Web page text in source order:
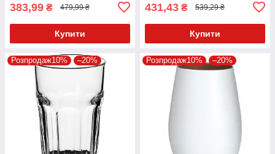
383,99 ₴ 479,99 ₴
Купити
431,43 ₴ 539,29 ₴
Купити
Розпродаж10% –20% Розпродаж10% –20%